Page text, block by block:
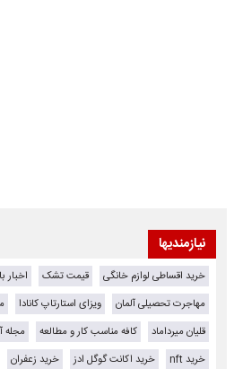
نیازمندیها
خرید اقساطی لوازم خانگی قیمت تشک
اخبار
مهاجرت تحصیلی آلمان
ویزای استارتاپ کانادا
قلیان میرداماد
کافه مناسب کار و مطالعه مجله
خرید nft
خرید اکانت گوگل ادز خرید زعفران